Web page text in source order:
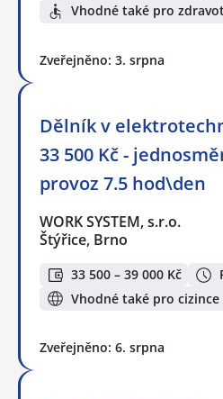
Vhodné také pro
Zveřejněno: 3. srpna
Dělník v
33 500 Kč -
provoz 7.5 hod\den
WORK SYSTEM, s.r.o.
Štýřice, Brno
33 500 – 39 000 Kč
Vhodné také pro cizince
Zveřejněno: 6. srpna